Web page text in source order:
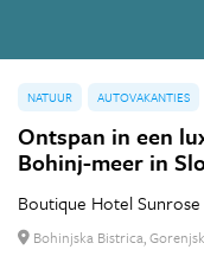
NATUUR AUTOVAKANTIES
Ontspan in een
Bohinj-meer in
Boutique Hotel Sunrose
Bohinjska Bistrica,